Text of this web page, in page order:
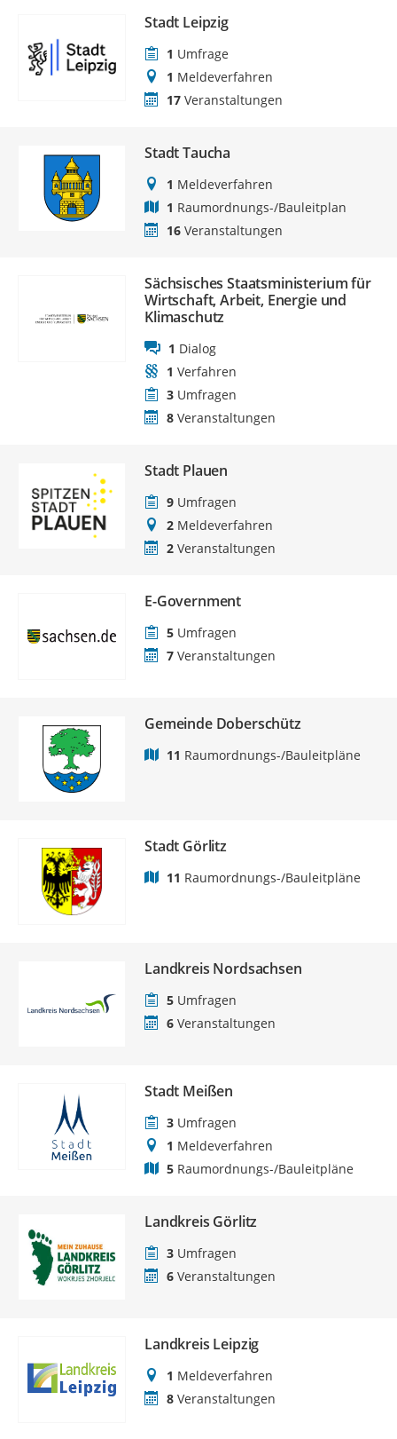
Stadt Leipzig
1 Umfrage
1 Meldeverfahren
17 Veranstaltungen
Stadt Taucha
1 Meldeverfahren
1 Raumordnungs-/Bauleitplan
16 Veranstaltungen
Sächsisches Staatsministerium für
Wirtschaft, Arbeit, Energie und
Klimaschutz
1 Dialog
1 Verfahren
3 Umfragen
8 Veranstaltungen
Stadt Plauen
9 Umfragen
2 Meldeverfahren
2 Veranstaltungen
E-Government
5 Umfragen
7 Veranstaltungen
Gemeinde Doberschütz
11 Raumordnungs-/Bauleitpläne
Stadt Görlitz
11 Raumordnungs-/Bauleitpläne
Landkreis Nordsachsen
5 Umfragen
6 Veranstaltungen
Stadt Meißen
3 Umfragen
1 Meldeverfahren
5 Raumordnungs-/Bauleitpläne
Landkreis Görlitz
3 Umfragen
6 Veranstaltungen
Landkreis Leipzig
1 Meldeverfahren
8 Veranstaltungen